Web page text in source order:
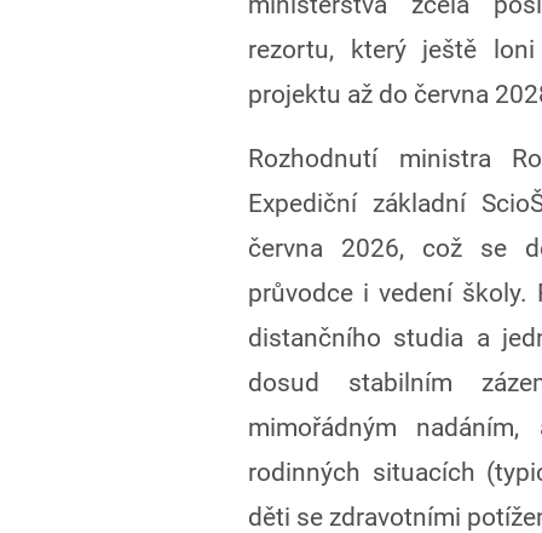
rezortu, který ještě
projektu až do června
Rozhodnutí ministra
Expediční základní
června 2026, což se
průvodce i vedení školy.
distančního studia a
dosud stabilním
mimořádným
rodinných situacích
děti se zdravotními